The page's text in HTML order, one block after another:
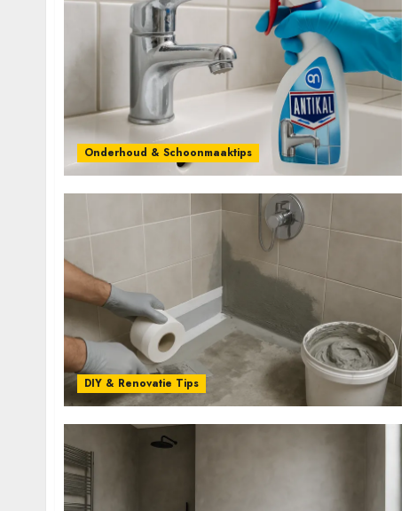
Onderhoud & Schoonmaaktips
DIY & Renovatie Tips